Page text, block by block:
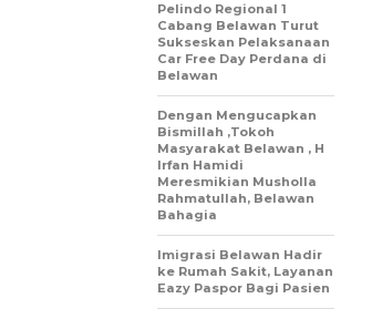
Pelindo Regional 1
Cabang Belawan Turut
Sukseskan Pelaksanaan
Car Free Day Perdana di
Belawan
Dengan Mengucapkan
Bismillah ,Tokoh
Masyarakat Belawan , H
Irfan Hamidi
Meresmikian Musholla
Rahmatullah, Belawan
Bahagia
Imigrasi Belawan Hadir
ke Rumah Sakit, Layanan
Eazy Paspor Bagi Pasien